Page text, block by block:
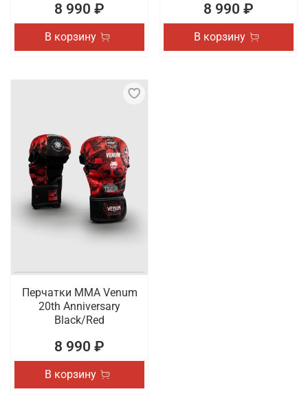
8 990 ₽
В корзину
8 990 ₽
В корзину
Перчатки ММА Venum
20th Anniversary
Black/Red
8 990 ₽
В корзину